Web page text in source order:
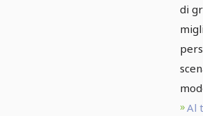
di
Al